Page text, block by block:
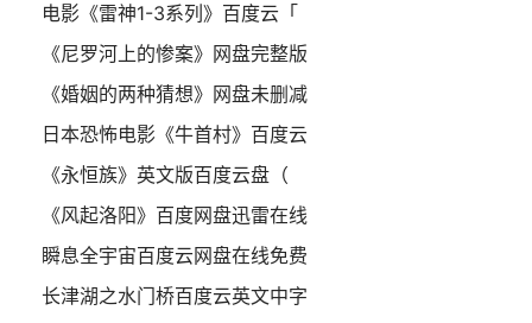
电影《雷神1-3系列》百度云「
《尼罗河上的惨案》网盘完整版
《婚姻的两种猜想》网盘未删减
日本恐怖电影《牛首村》百度云
《永恒族》英文版百度云盘（
《风起洛阳》百度网盘迅雷在线
瞬息全宇宙百度云网盘在线免费
长津湖之水门桥百度云英文中字